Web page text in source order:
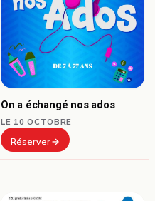
On a échangé nos ados
LE 10 OCTOBRE
Réserver